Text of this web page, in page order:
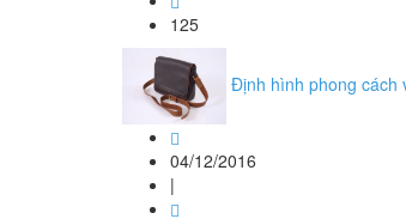
125
Định hình phong cách
04/12/2016
|